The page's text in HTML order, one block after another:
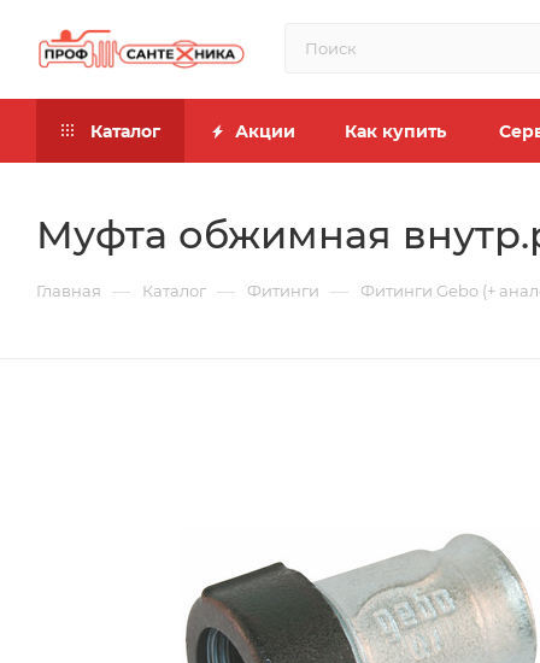
Каталог Акции Как купить
Муфта обжимная
Главная — Каталог — Фитинги — Фитинги Gebo (+